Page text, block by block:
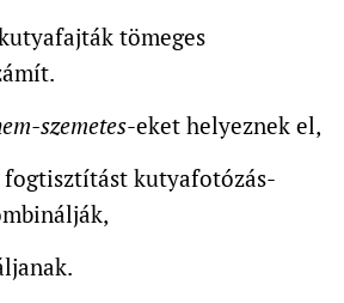
tömeges
szemetes-eket helyeznek el,
fogtisztítást kutyafotózás-